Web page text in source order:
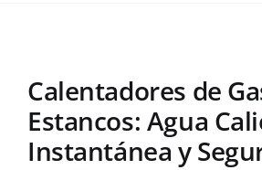
Calentadores de
Estancos: Agua
Instantánea y